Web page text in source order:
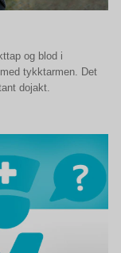
og blod i
tykktarmen. Det
dojakt.